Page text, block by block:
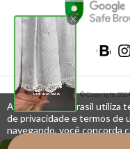
© Copyright
A Xique Xique Brasil utiliza
de privacidade e termos de
navegando, você concorda